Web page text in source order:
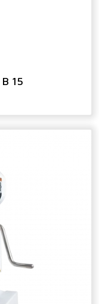
B 15